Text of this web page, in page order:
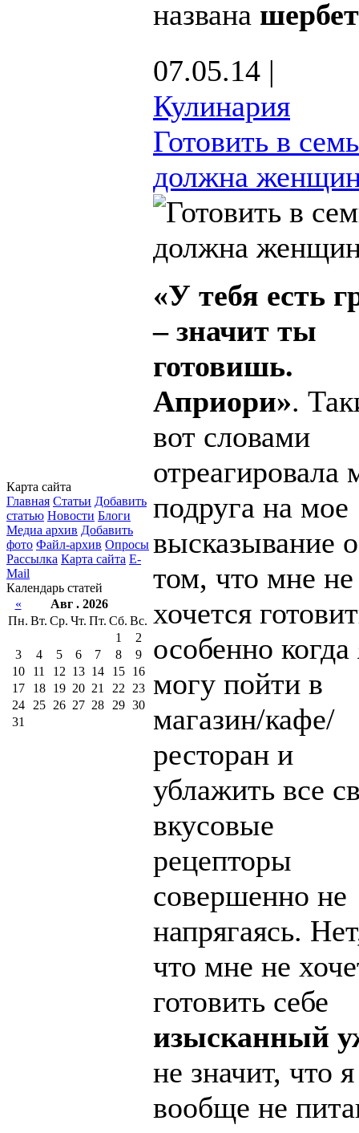
Карта сайта
Главная Статьи Добавить
статью Новости Блоги
Медиа архив Добавить
фото Файл-архив Опросы
Рассылка Карта сайта E-
Mail
Календарь статей
«
Авг . 2026
Пн. Вт. Ср. Чт. Пт. Сб. Вс.
1
2
3
4 5 6 7 8
9
10
11 12 13 14 15
16
17
18 19 20 21 22
23
24
25 26 27 28 29 30
31
названа
07.05.14 |
Кулинария
Готовить в
должна
«У тебя есть
– значит ты
готовишь.
Априори».
вот словами
отреагировала
подруга на мое
высказывание о
том, что мне не
хочется
особенно когда
могу пойти в
магазин/кафе/
ресторан и
ублажить все
вкусовые
рецепторы
совершенно не
напрягаясь.
что мне не
готовить себе
изысканный
не значит, что я
вообще не